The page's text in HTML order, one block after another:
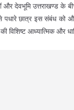
और देवभूमि उत्तराखण्ड
से पधारे छात्र इस संबंध
विशिष्ट आध्यात्मिक और